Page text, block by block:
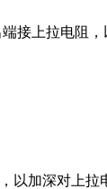
接上拉电阻
加深对上拉